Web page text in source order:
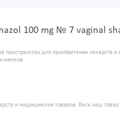
100 mg № 7 vaginal
пространство для приобретения
и медицинских товаров. Весь наш